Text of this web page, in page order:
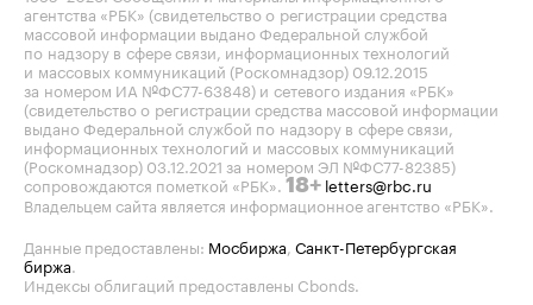
агентства «РБК» (свидетельство о регистрации средства
массовой информации выдано Федеральной службой
по надзору в сфере связи, информационных технологий
и массовых коммуникаций (Роскомнадзор) 09.12.2015
за номером ИА №ФС77-63848) и сетевого издания «РБК»
(свидетельство о регистрации средства массовой информации
выдано Федеральной службой по надзору в сфере связи,
информационных технологий и массовых коммуникаций
(Роскомнадзор) 03.12.2021 за номером ЭЛ №ФС77-82385)
сопровождаются пометкой «РБК». 18+ letters@rbc.ru
Владельцем сайта является информационное агентство «РБК».
Данные предоставлены: Мосбиржа Санкт-Петербургская
биржа
Индексы облигаций предоставлены Cbonds.